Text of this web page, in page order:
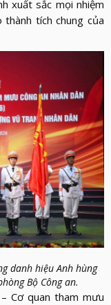
xuất sắc mọi nhiệm
tích chung của
danh hiệu Anh hùng
Bộ Công an.
Cơ quan tham mưu